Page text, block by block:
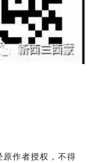
作者授权，不得